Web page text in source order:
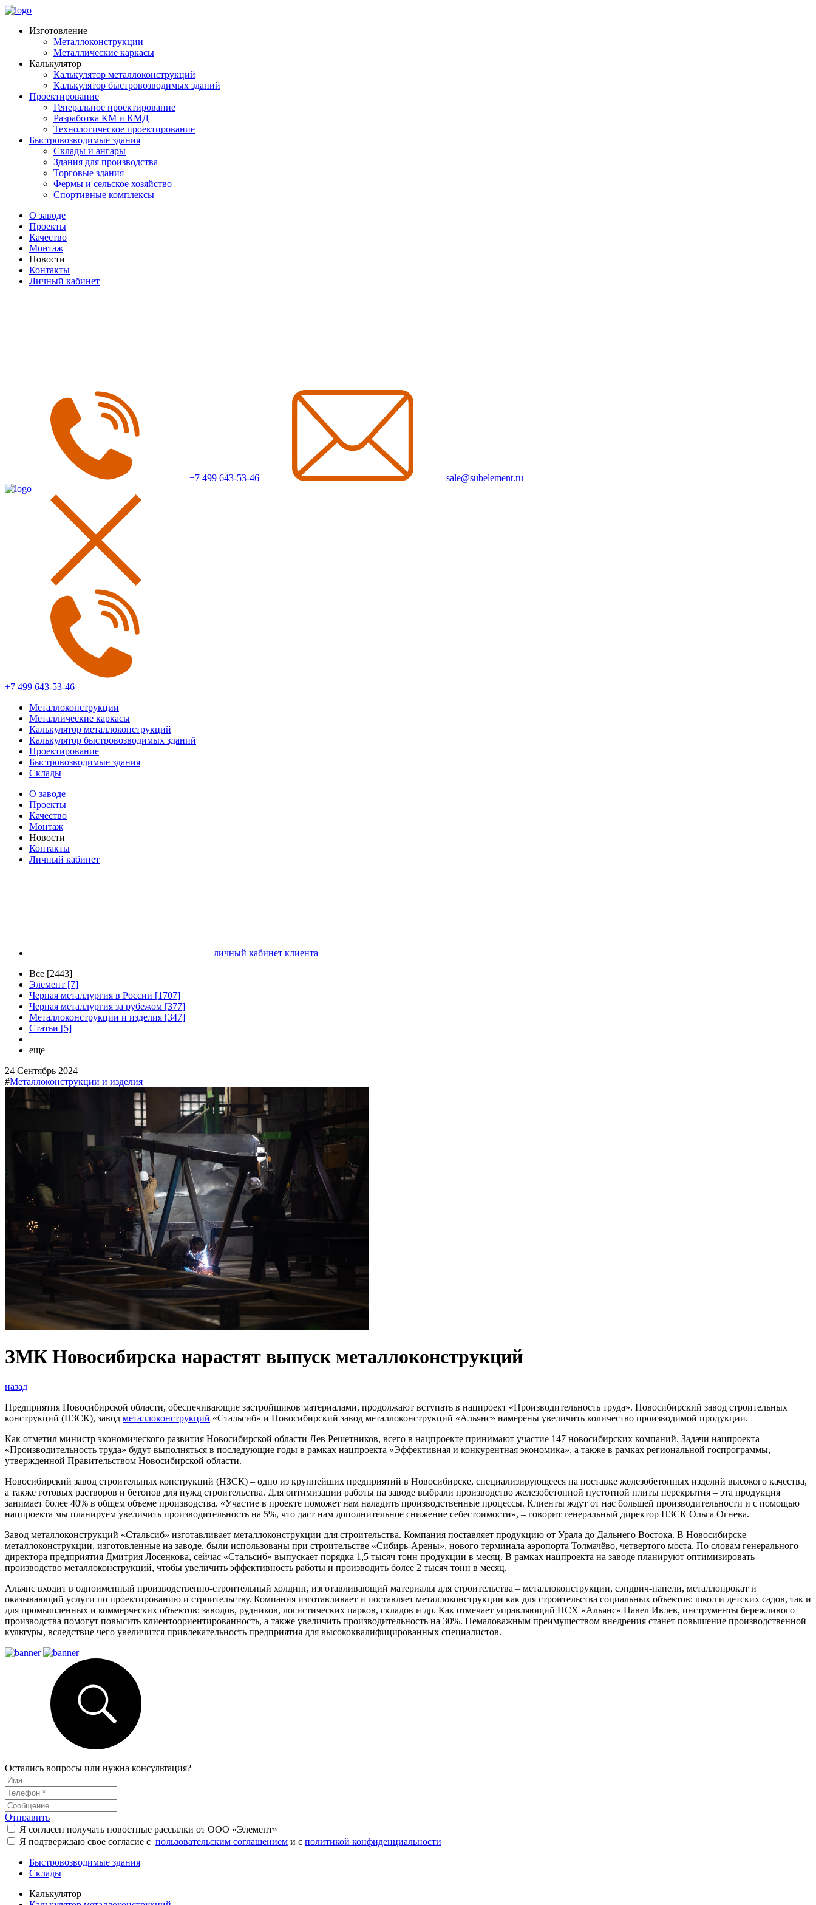
Изготовление
Металлоконструкции
Металлические каркасы
Калькулятор
Калькулятор металлоконструкций
Калькулятор быстровозводимых зданий
Проектирование
Генеральное проектирование
Разработка КМ и КМД
Технологическое проектирование
Быстровозводимые здания
Склады и ангары
Здания для производства
Торговые здания
Фермы и сельское хозяйство
Спортивные комплексы
О заводе
Проекты
Качество
Монтаж
Новости
Контакты
Личный кабинет
+7 499 643-53-46 sale@subelement.ru
+7 499 643-53-46
Металлоконструкции
Металлические каркасы
Калькулятор металлоконструкций
Калькулятор быстровозводимых зданий
Проектирование
Быстровозводимые здания
Склады
О заводе
Проекты
Качество
Монтаж
Новости
Контакты
Личный кабинет
личный кабинет клиента
Все [2443]
Элемент [7]
Черная металлургия в России [1707]
Черная металлургия за рубежом [377]
Металлоконструкции и изделия [347]
Статьи [5]
еще
24 Сентябрь 2024
#Металлоконструкции и изделия
ЗМК Новосибирска нарастят выпуск металлоконструкций
назад
Предприятия Новосибирской области, обеспечивающие застройщиков материалами, продолжают вступать в нацпроект «Производительность труда». Новосибирский завод строительных
конструкций (НЗСК), завод металлоконструкций «Стальсиб» и Новосибирский завод металлоконструкций «Альянс» намерены увеличить количество производимой продукции.
Как отметил министр экономического развития Новосибирской области Лев Решетников, всего в нацпроекте принимают участие 147 новосибирских компаний. Задачи нацпроекта
«Производительность труда» будут выполняться в последующие годы в рамках нацпроекта «Эффективная и конкурентная экономика», а также в рамках региональной госпрограммы,
утвержденной Правительством Новосибирской области.
Новосибирский завод строительных конструкций (НЗСК) – одно из крупнейших предприятий в Новосибирске, специализирующееся на поставке железобетонных изделий высокого качества,
а также готовых растворов и бетонов для нужд строительства. Для оптимизации работы на заводе выбрали производство железобетонной пустотной плиты перекрытия – эта продукция
занимает более 40% в общем объеме производства. «Участие в проекте поможет нам наладить производственные процессы. Клиенты ждут от нас большей производительности и с помощью
нацпроекта мы планируем увеличить производительность на 5%, что даст нам дополнительное снижение себестоимости», – говорит генеральный директор НЗСК Ольга Огнева.
Завод металлоконструкций «Стальсиб» изготавливает металлоконструкции для строительства. Компания поставляет продукцию от Урала до Дальнего Востока. В Новосибирске
металлоконструкции, изготовленные на заводе, были использованы при строительстве «Сибирь-Арены», нового терминала аэропорта Толмачёво, четвертого моста. По словам генерального
директора предприятия Дмитрия Лосенкова, сейчас «Стальсиб» выпускает порядка 1,5 тысяч тонн продукции в месяц. В рамках нацпроекта на заводе планируют оптимизировать
производство металлоконструкций, чтобы увеличить эффективность работы и производить более 2 тысяч тонн в месяц.
Альянс входит в одноименный производственно-строительный холдинг, изготавливающий материалы для строительства – металлоконструкции, сэндвич-панели, металлопрокат и
оказывающий услуги по проектированию и строительству. Компания изготавливает и поставляет металлоконструкции как для строительства социальных объектов: школ и детских садов, так и
для промышленных и коммерческих объектов: заводов, рудников, логистических парков, складов и др. Как отмечает управляющий ПСХ «Альянс» Павел Ивлев, инструменты бережливого
производства помогут повысить клиентоориентированность, а также увеличить производительность на 30%. Немаловажным преимуществом внедрения станет повышение производственной
культуры, вследствие чего увеличится привлекательность предприятия для высококвалифицированных специалистов.
Остались вопросы или нужна консультация?
Отправить
Я согласен получать новостные рассылки от ООО «Элемент»
Я подтверждаю свое согласие с пользовательским соглашением и с политикой конфиденциальности
Быстровозводимые здания
Склады
Калькулятор